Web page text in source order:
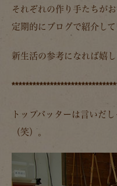
それぞれの作り手たちが
定期的にブログで紹介して
新生活の参考になれば嬉し
トップバッターは言いだ
（笑）。